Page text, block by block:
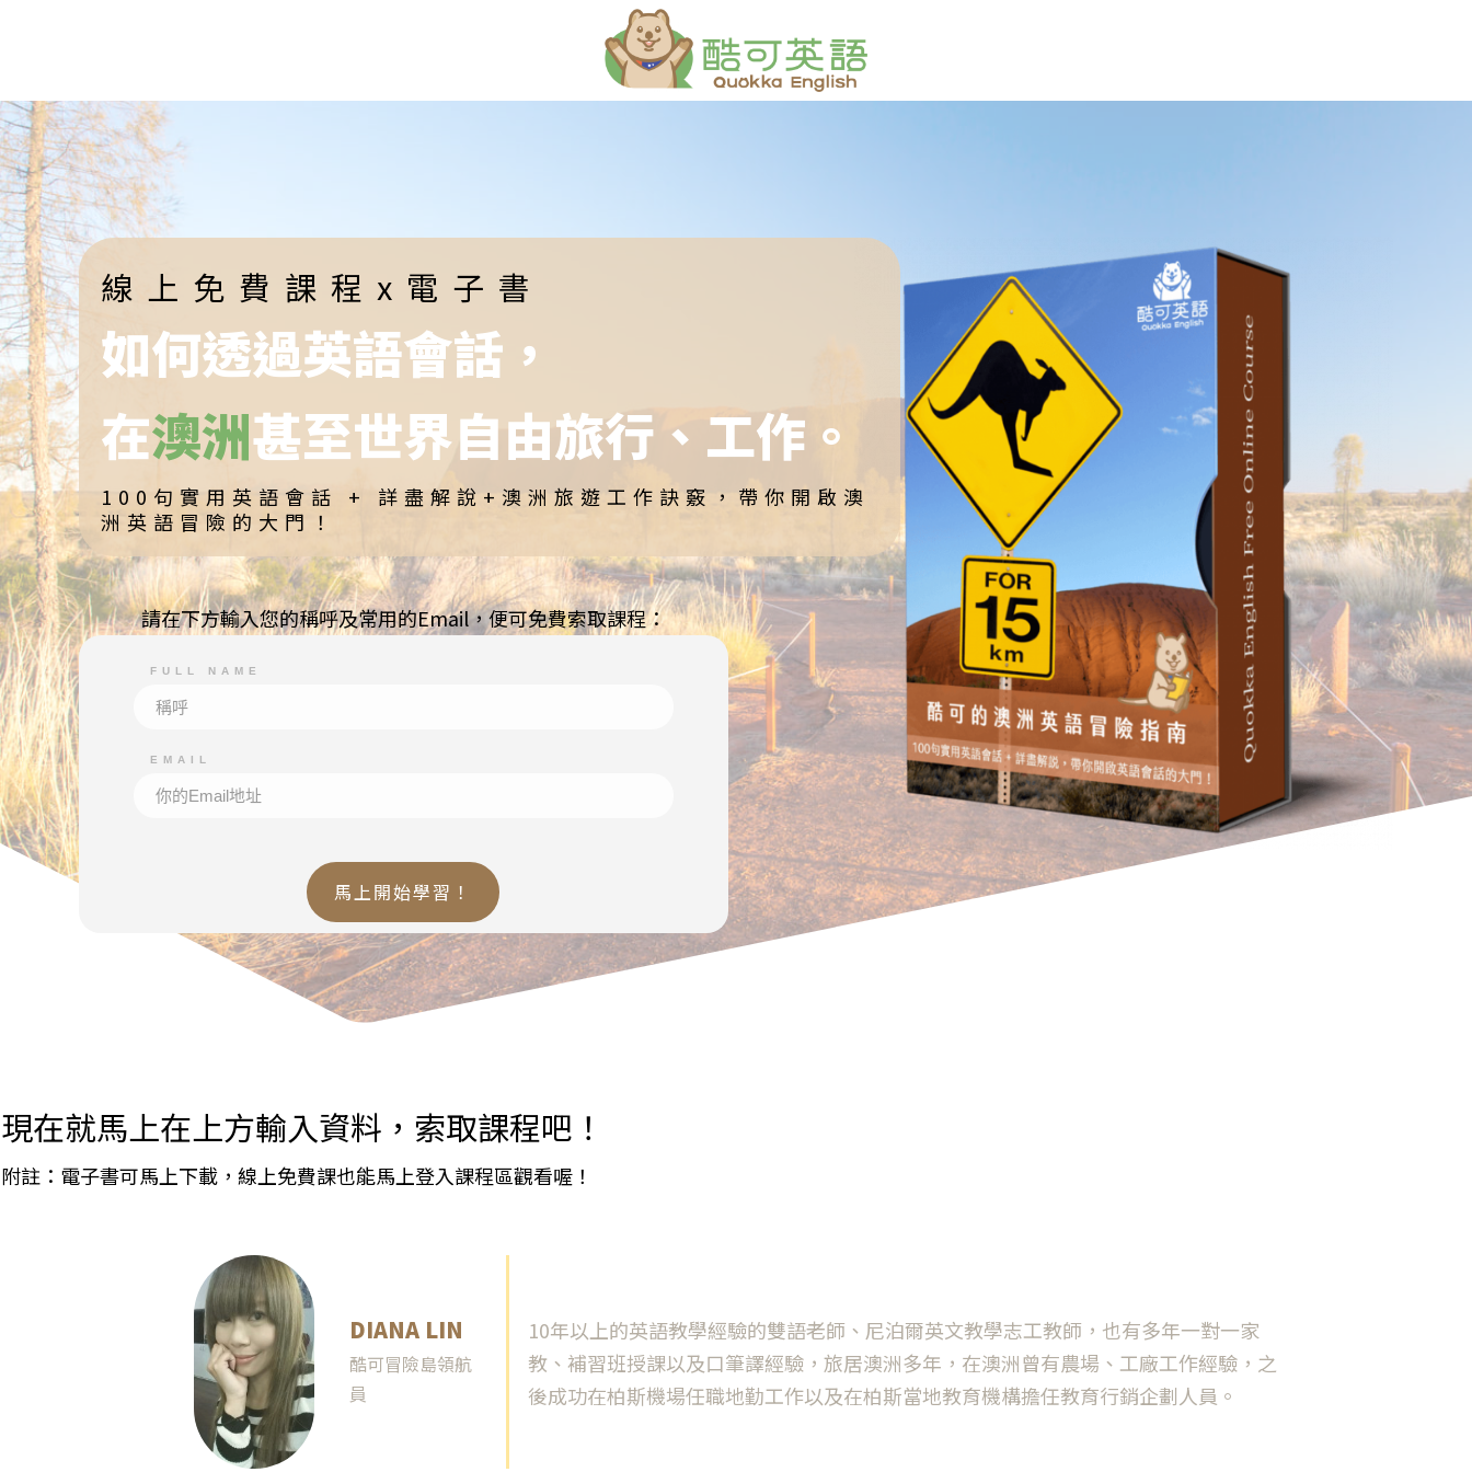
線上免費課程x電子書
如何透過英語會話，
在澳洲甚至世界自由旅行、 工作。
100句實用英語會話 + 詳盡解說+澳洲旅遊工作訣竅，帶你開啟澳
洲英語冒險的大門！
請在下方輸入您的稱呼及常用的Email，便可免費索取課程：
FULL NAME
EMAIL
馬上開始學習！
現在就馬上在上方輸入資料，索取課程吧！
附註：電子書可馬上下載，線上免費課也能馬上登入課程區觀看喔！
DIANA LIN
酷可冒險島領航
員
10年以上的英語教學經驗的雙語老師、尼泊爾英文教學志工教師，也有多年一對一家
教、補習班授課以及口筆譯經驗，旅居澳洲多年，在澳洲曾有農場、工廠工作經驗，之
後成功在柏斯機場任職地勤工作以及在柏斯當地教育機構擔任教育行銷企劃人員。